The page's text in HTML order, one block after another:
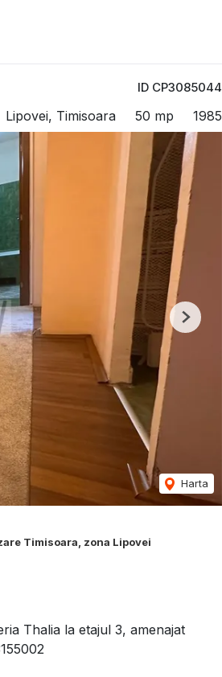
ID CP3085044
Lipovei, Timisoara 50 mp 1985
Harta
Next
Timisoara, zona Lipovei
Thalia la etajul 3, amenajat